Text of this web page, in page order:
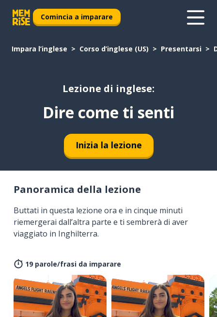
Comincia a imparare
Impara l’inglese Corso d’inglese (US) Presentarsi
Lezione di inglese:
Dire come ti senti
Inizia la lezione
Panoramica della lezione
Buttati in questa lezione ora e in cinque minuti
riemergerai dall’altra parte e ti sembrerà di aver
viaggiato in Inghilterra.
19 parole/frasi da imparare